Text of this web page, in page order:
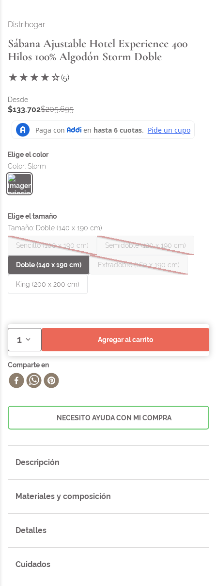
Distrihogar
Sábana Ajustable Hotel Experience 400
Hilos 100% Algodón Storm Doble
★★★★☆(5)
$133.702$205.695
Color: Storm
Tamaño: Doble (140 x 190 cm)
Sencillo (100 x 190 cm) Semidoble (120 x 190 cm)
Doble (140 x 190 cm) Extradoble (160 x 190 cm)
King (200 x 200 cm)
1 agregar al carrito
NECESITO AYUDA CON MI COMPRA
Descripción
Materiales y composición
Detalles
Cuidados